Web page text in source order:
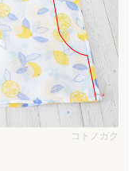
コトノガク